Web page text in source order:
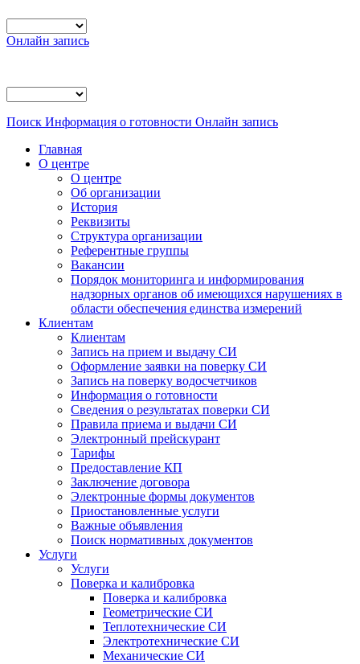
Онлайн запись
Поиск Информация о готовности Онлайн запись
Главная
О центре
О центре
Об организации
История
Реквизиты
Структура организации
Референтные группы
Вакансии
Порядок мониторинга и информирования
надзорных органов об имеющихся нарушениях в
области обеспечения единства измерений
Клиентам
Клиентам
Запись на прием и выдачу СИ
Оформление заявки на поверку СИ
Запись на поверку водосчетчиков
Информация о готовности
Сведения о результатах поверки СИ
Правила приема и выдачи СИ
Электронный прейскурант
Тарифы
Предоставление КП
Заключение договора
Электронные формы документов
Приостановленные услуги
Важные объявления
Поиск нормативных документов
Услуги
Услуги
Поверка и калибровка
Поверка и калибровка
Геометрические СИ
Теплотехнические СИ
Электротехнические СИ
Механические СИ